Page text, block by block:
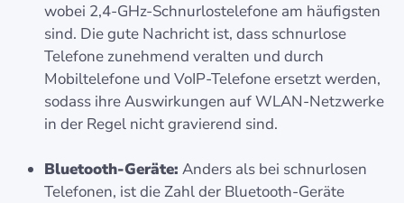
wobei 2,4-GHz-Schnurlostelefone am häufigsten
sind. Die gute Nachricht ist, dass schnurlose
Telefone zunehmend veralten und durch
Mobiltelefone und VoIP-Telefone ersetzt werden,
sodass ihre Auswirkungen auf WLAN-Netzwerke
in der Regel nicht gravierend sind.
Bluetooth-Geräte: Anders als bei schnurlosen
Telefonen, ist die Zahl der Bluetooth-Geräte